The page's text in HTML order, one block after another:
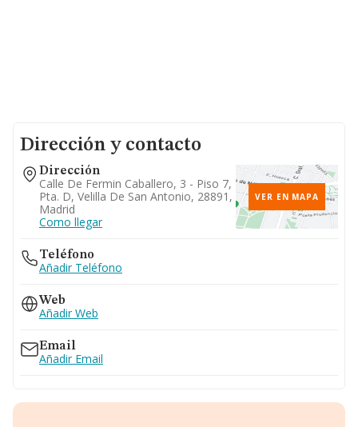
Dirección y contacto
Dirección
Calle De Fermin Caballero, 3 - Piso 7,
Pta. D, Velilla De San Antonio, 28891,
Madrid
Como llegar
VER EN MAPA
Teléfono
Añadir Teléfono
Web
Añadir Web
Email
Añadir Email